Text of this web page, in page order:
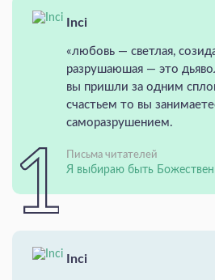
Inci
«любовь — светлая,
разрушаюшая — это
вы пришли за одним
счастьем то вы
саморазрушением.
Письма читателей
Я выбираю быть
Inci